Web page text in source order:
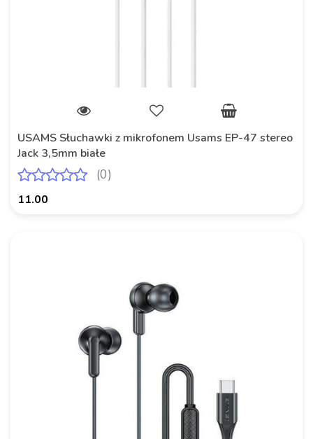
USAMS Słuchawki z mikrofonem Usams EP-47 stereo
Jack 3,5mm białe
(0)
11.00